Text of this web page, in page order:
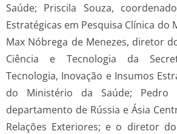
Saúde; Priscila Souza,
Estratégicas em Pesquisa Clínica do
Max Nóbrega de Menezes, diretor
Ciência e Tecnologia da
Tecnologia, Inovação e Insumos
do Ministério da Saúde;
departamento de Rússia e Ásia
Relações Exteriores; e o diretor